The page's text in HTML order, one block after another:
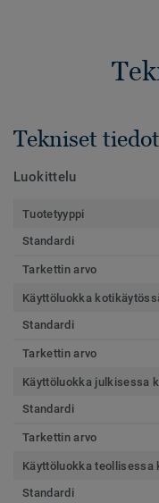
Tekniset tiedot
Luokittelu
Tuotetyyppi
Standardi
Tarkettin arvo
Käyttöluokka
Standardi
Tarkettin arvo
Käyttöluokka julkisessa
Standardi
Tarkettin arvo
Käyttöluokka teollisessa
Standardi